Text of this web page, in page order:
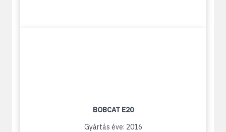
BOBCAT E20
Gyártás éve: 2016